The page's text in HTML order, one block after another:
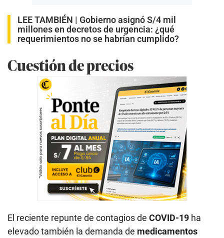
LEE TAMBIÉN | Gobierno asignó S/4 mil
millones en decretos de urgencia: ¿qué
requerimientos no se habrían cumplido?
Cuestión de precios
El reciente repunte de contagios de COVID-19 ha
elevado también la demanda de medicamentos